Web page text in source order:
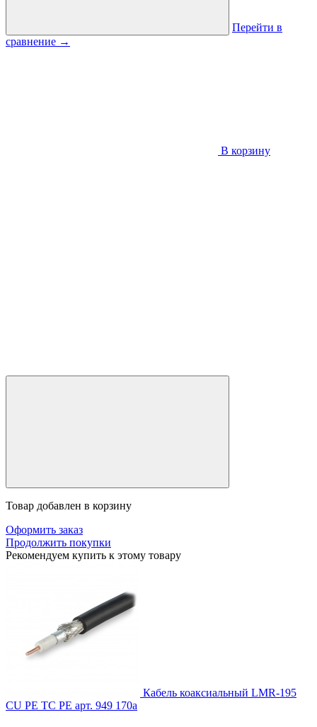
Перейти в
сравнение →
В корзину
Товар добавлен в корзину
Оформить заказ
Продолжить покупки
Рекомендуем купить к этому товару
Кабель коаксиальный LMR-195
CU PE TC PE арт. 949 170a